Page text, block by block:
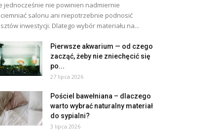
jednocześnie nie powinien nadmiernie
salonu ani niepotrzebnie podnosić
inwestycji. Dlatego wybór materiału na...
Pierwsze akwarium — od czego
zacząć, żeby nie zniechęcić się
po...
27 lipca 2026
Pościel bawełniana – dlaczego
warto wybrać naturalny materiał
do sypialni?
3 lipca 2026